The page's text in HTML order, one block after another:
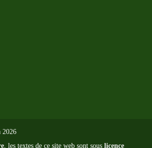
2026
, les textes de ce site web sont sous licence